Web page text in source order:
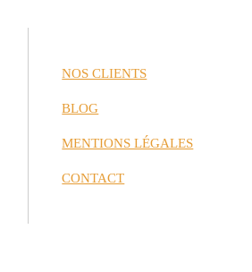
NOS CLIENTS
BLOG
MENTIONS LÉGALES
CONTACT